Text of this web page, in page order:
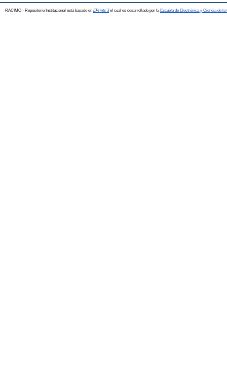
RACIMO - Repositorio Institucional está basado en EPrints 3el cual es desarrollado por la Escuela de Electrónica y Ciencia de la